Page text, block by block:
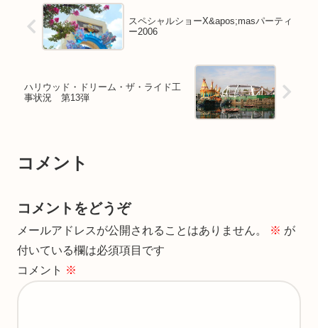
スペシャルショーX&apos;masパーティ
ー2006
ハリウッド・ドリーム・ザ・ライド工
事状況 第13弾
コメント
コメントをどうぞ
メールアドレスが公開されることはありません。 ※ が
付いている欄は必須項目です
コメント ※